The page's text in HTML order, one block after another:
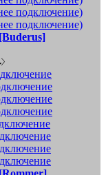
подключение)
подключение)
[Buderus]